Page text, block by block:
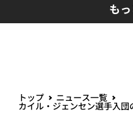
も
トップ ニュース一覧
カイル・ジェンセン選手入団